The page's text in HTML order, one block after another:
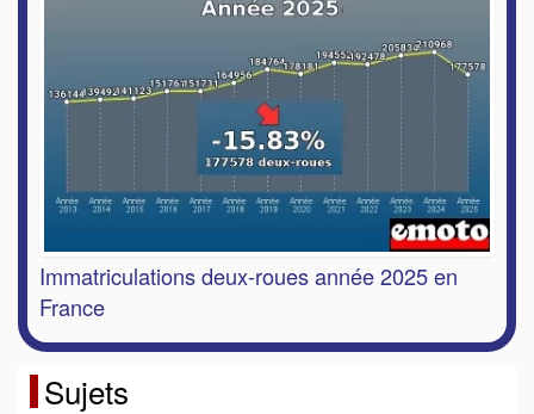
Immatriculations deux-roues année 2025 en
France
Sujets